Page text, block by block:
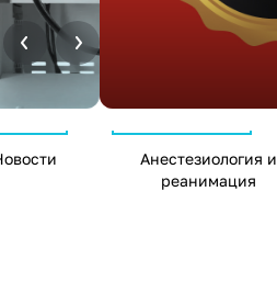
Анестезиология и
реанимация